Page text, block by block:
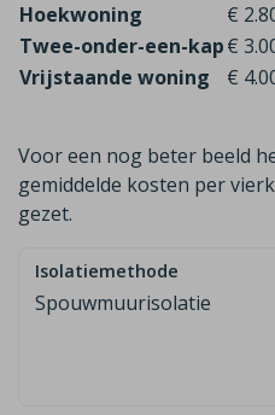
Hoekwoning
€
Twee-onder-een-kap€
Vrijstaande woning
€
Voor een nog beter beeld
gemiddelde kosten per
gezet.
Spouwmuurisolatie